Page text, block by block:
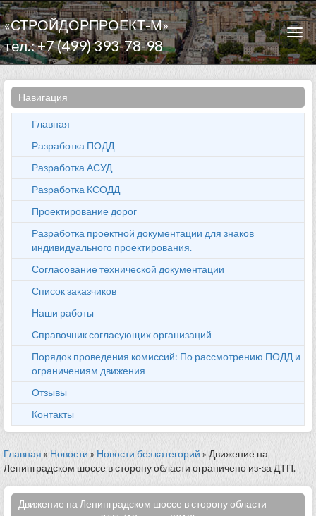
«СТРОЙДОРПРОЕКТ-М»
тел.: +7 (499) 393-78-98
Навигация
Главная
Разработка ПОДД
Разработка АСУД
Разработка КСОДД
Проектирование дорог
Разработка проектной документации для знаков
индивидуального проектирования.
Согласование технической документации
Список заказчиков
Наши работы
Справочник согласующих организаций
Порядок проведения комиссий: По рассмотрению ПОДД и
ограничениям движения
Отзывы
Контакты
Главная » Новости » Новости без категорий » Движение на
Ленинградском шоссе в сторону области ограничено из-за ДТП.
Движение на Ленинградском шоссе в сторону области